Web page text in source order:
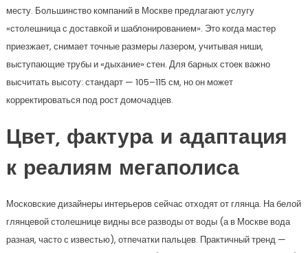
месту. Большинство компаний в Москве предлагают услугу
«столешница с доставкой и шаблонированием». Это когда мастер
приезжает, снимает точные размеры лазером, учитывая ниши,
выступающие трубы и «дыхание» стен. Для барных стоек важно
высчитать высоту: стандарт — 105–115 см, но он может
корректироваться под рост домочадцев.
Цвет, фактура и адаптация
к реалиям мегаполиса
Московские дизайнеры интерьеров сейчас отходят от глянца. На белой
глянцевой столешнице видны все разводы от воды (а в Москве вода
разная, часто с известью), отпечатки пальцев. Практичный тренд —